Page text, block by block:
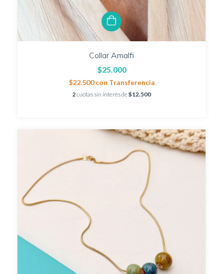
Collar Amalfi
$25.000
$22.500con Transferencia
2cuotas sin interés de$12.500